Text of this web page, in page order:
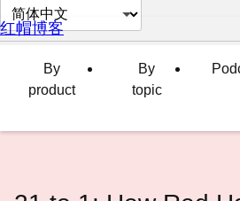
切
换
言
红帽博客
By
product
By
topic